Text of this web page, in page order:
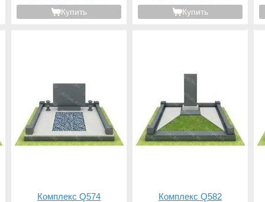
Купить Купить
Комплекс Q574 Комплекс Q582